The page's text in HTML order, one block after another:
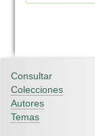
Consultar
Colecciones
Autores
Temas